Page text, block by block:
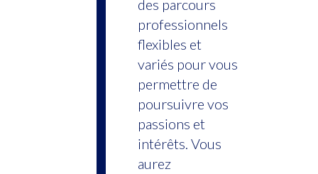
des parcours
professionnels
flexibles et
variés pour vous
permettre de
poursuivre vos
passions et
intérêts. Vous
aurez